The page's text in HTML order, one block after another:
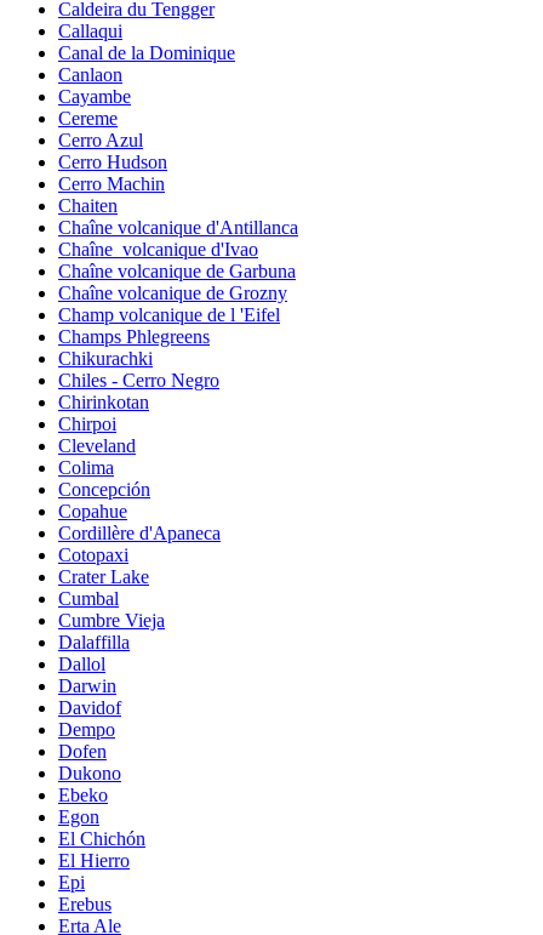
Caldeira du Tengger
Callaqui
Canal de la Dominique
Canlaon
Cayambe
Cereme
Cerro Azul
Cerro Hudson
Cerro Machin
Chaiten
Chaîne volcanique d'Antillanca
Chaîne_volcanique d'Ivao
Chaîne volcanique de Garbuna
Chaîne volcanique de Grozny
Champ volcanique de l 'Eifel
Champs Phlegreens
Chikurachki
Chiles - Cerro Negro
Chirinkotan
Chirpoi
Cleveland
Colima
Concepción
Copahue
Cordillère d'Apaneca
Cotopaxi
Crater Lake
Cumbal
Cumbre Vieja
Dalaffilla
Dallol
Darwin
Davidof
Dempo
Dofen
Dukono
Ebeko
Egon
El Chichón
El Hierro
Epi
Erebus
Erta Ale